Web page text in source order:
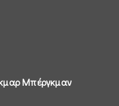
Μπέργκμαν